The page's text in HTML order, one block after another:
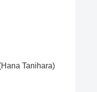
Tanihara)